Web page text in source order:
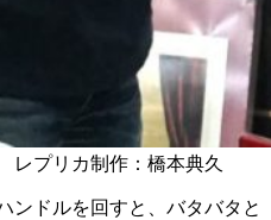
プリカ制作：橋本典久
ンドルを回すと、バタバタと